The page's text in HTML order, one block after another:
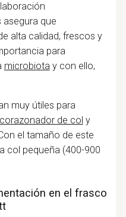
asegura que
alta calidad, frescos y
para
microbiota y con ello,
muy útiles para
de col y
el tamaño de este
col pequeña (400-900
en el frasco